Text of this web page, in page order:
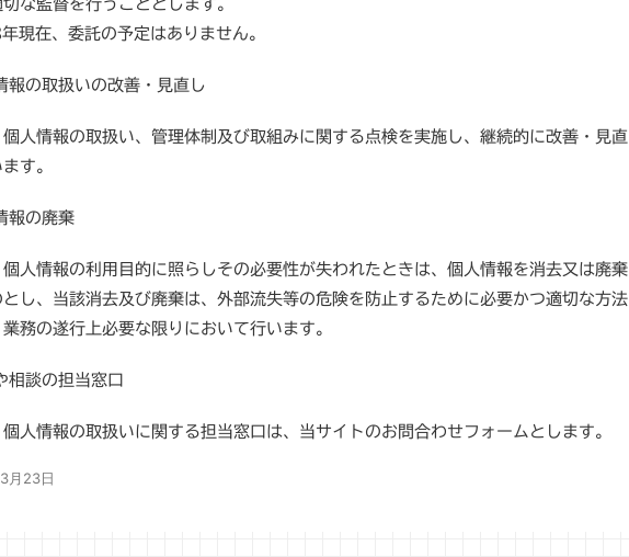
な監督を行うこととします。
在、委託の予定はありません。
報の取扱いの改善・見直し
個人情報の取扱い、管理体制及び取組みに関する点検を実施し、継続的に改善・見直
す。
報の廃棄
個人情報の利用目的に照らしその必要性が失われたときは、個人情報を消去又は廃棄
とし、当該消去及び廃棄は、外部流失等の危険を防止するために必要かつ適切な方法
務の遂行上必要な限りにおいて行います。
相談の担当窓口
人情報の取扱いに関する担当窓口は、当サイトのお問合わせフォームとします。
月23日